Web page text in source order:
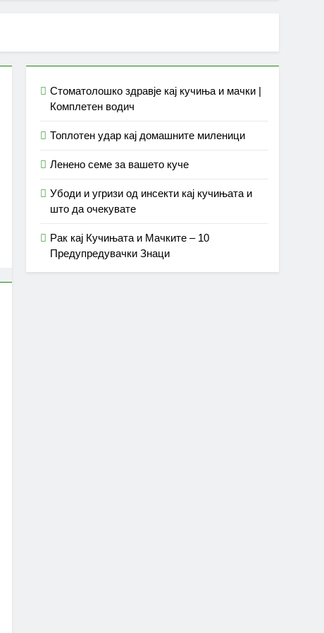
Стоматолошко здравје кај кучиња и мачки |
Комплетен водич
Топлотен удар кај домашните миленици
Ленено семе за вашето куче
Убоди и угризи од инсекти кај кучињата и
што да очекувате
Рак кај Кучињата и Мачките – 10
Предупредувачки Знаци